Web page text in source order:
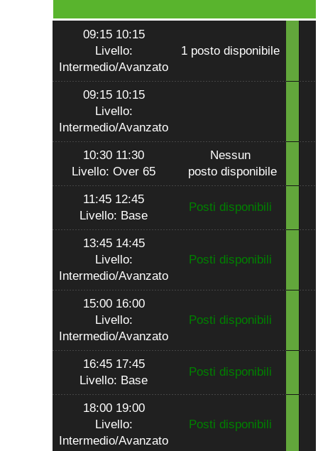
09:15 10:15
Livello:
Intermedio/Avanzato
1 posto disponibile
09:15 10:15
Livello:
Intermedio/Avanzato
10:30 11:30
Livello: Over 65
Nessun
posto disponibile
11:45 12:45
Livello: Base
Posti disponibili
13:45 14:45
Livello:
Intermedio/Avanzato
Posti disponibili
15:00 16:00
Livello:
Intermedio/Avanzato
Posti disponibili
16:45 17:45
Livello: Base
Posti disponibili
18:00 19:00
Livello:
Intermedio/Avanzato
Posti disponibili